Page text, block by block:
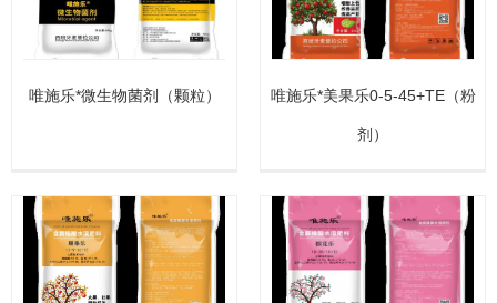
唯施乐*微生物菌剂（颗粒） 唯施乐*美果乐0-5-45+TE（粉
剂）